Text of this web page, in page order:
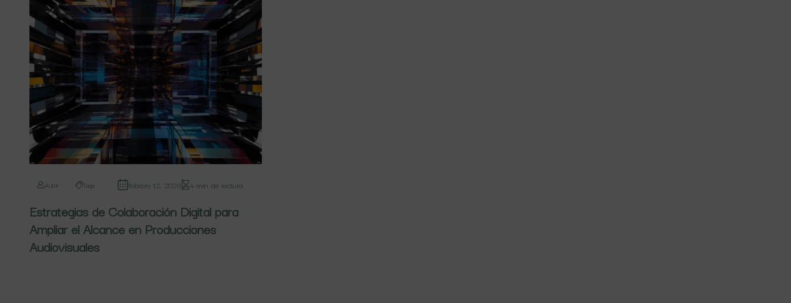
Autor Tags febrero 12, 2026 4 min de lectura
Estrategias de Colaboración Digital para
Ampliar el Alcance en Producciones
Audiovisuales